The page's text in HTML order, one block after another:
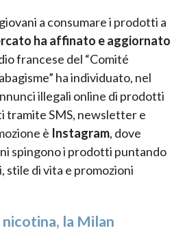
a consumare i prodotti a
ha affinato e aggiornato
francese del “Comité
ha individuato, nel
illegali online di prodotti
tramite SMS, newsletter e
è Instagram, dove
spingono i prodotti puntando
stile di vita e promozioni
la Milan